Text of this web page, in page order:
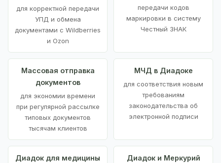
для корректной передачи
УПД и обмена
документами с Wildberries
и Ozon
передачи кодов
маркировки в систему
Честный ЗНАК
Массовая отправка
документов
для экономии времени
при регулярной рассылке
типовых документов
тысячам клиентов
МЧД в Диадоке
для соответствия новым
требованиям
законодательства об
электронной подписи
Диадок для медицины
Диадок и Меркурий